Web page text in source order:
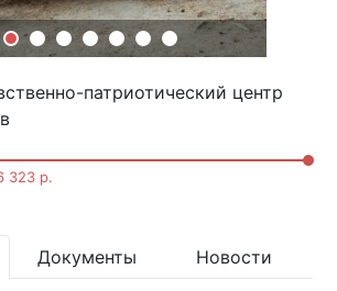
патриотический центр
323 р.
Документы Новости